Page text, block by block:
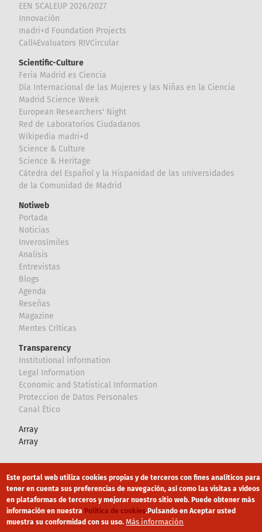
EEN SCALEUP 2026/2027
Innovación
madri+d Foundation Projects
Call4Evaluators RIVCircular
Scientific-Culture
Feria Madrid es Ciencia
Día Internacional de las Mujeres y las Niñas en la Ciencia
Madrid Science Week
European Researchers' Night
Red de Laboratorios Ciudadanos
Wikipedia madri+d
Science & Culture
Science & Heritage
Cátedra del Español y la Hispanidad de las universidades
de la Comunidad de Madrid
Notiweb
Portada
Noticias
Inverosímiles
Analisis
Entrevistas
Blogs
Agenda
Reseñas
Magazine
Mentes Críticas
Transparency
Institutional information
Legal Information
Economic and Statistical Information
Proteccion de Datos Personales
Canal Ético
Array
Array
Canal Ético eduroam Mapa Web
Política privacidad Política de cookies Aviso legal
Este portal web utiliza cookies propias y de terceros con fines analíticos para
tener en cuenta sus preferencias de navegación, así como las visitas a vídeos
en plataformas de terceros y mejorar nuestro sitio web. Puede obtener más
información en nuestra Política de cookies.Pulsando en Aceptar usted
muestra su conformidad con su uso. Más información